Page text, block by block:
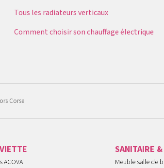
Tous les radiateurs verticaux
Comment choisir son chauffage électrique
Corse
ACOVA
SANITAIRE
Meuble salle de